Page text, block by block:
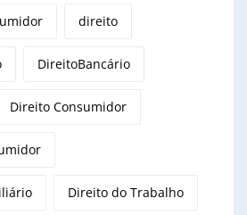
direito
DireitoBancário
Direito Consumidor
Direito do Trabalho